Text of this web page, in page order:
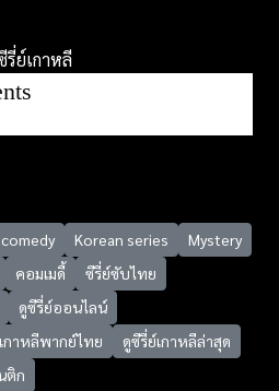
รี่ย์เกาหลี
comedy Korean series
Mystery
คอมเมดี้
ซีรี่ย์ซับไทย
ดูซีรี่ย์ออนไลน์
กาหลีพากย์ไทย
ดูซีรี่ย์เกาหลีล่าสุด
ติก